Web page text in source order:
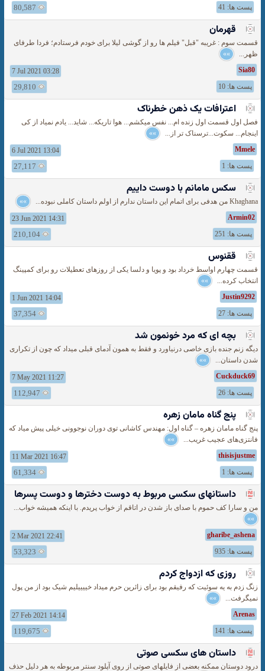
پست ها: 41
80,587
قهرمان
قسمت سوم : غریبه "قبل" فیلم ها رو از گوشی لیلا برای خودم فرستادم؛ فردا طرفای
ظهر... »»
Sia80
7 Jul 2021 03:28
پست ها: 10
29,810
اعترافات یک ذهن خطرناک
فصل اول قسمت اول زنده ام... نفس میکشم... هوا تاریکه... شاید... یادم نمیاد از کی
اینجام... سکوت...ترسناک تر از... »»
Mmele
6 Jul 2021 13:04
پست ها: 1
27,117
سکس مامانم با دوست داییم
Khaghana من هدفی برای اتمام این داستان ندارم از اولم داستان کاملی نبوده...
»»
Armin02
23 Jun 2021 14:31
پست ها: 251
210,104
ققنوس
قسمت چهارم اواسط خرداد بود و پویا و دلسا یکی از روزهای تعطیلات رو برای کمپینگ
انتخاب کرده... »»
Justin9292
1 Jun 2021 14:04
پست ها: 27
37,354
بچه ای که مرد خونمون شد
دیگه زنم جنده بازی خاصی درنیاورد و فقط به همون آدمای قبلی میداد که چون از تکراری
شدن داستان... »»
Cuckduck69
7 May 2021 11:27
پست ها: 26
112,947
پنج گناه مامان زهره
پنج گناه مامان زهره – گناه اول: مهندس کاشانی توی دوران نوجوونی خیلی پیش میاد که
فانتزی‌های عجیب غریب... »»
thisisjustme
11 Mar 2021 16:47
پست ها: 1
61,334
داستانهای سکسی مربوط به دوست دخترها و دوست پسرها
من و سارا کف حموم با صدای باز شدن در اتاقم از خواب پریدم. با اینکه همیشه خواب...
»»
gharibe_ashena
2 Mar 2021 22:41
پست ها: 935
53,323
روزی که ازدواج کردم
زنگ زدم به یه سوئیت که رفیقم بود برای زائرین حرم میداد خییییلیم شیک بود از من پول
نمیگرفت... »»
Arenas
27 Feb 2021 14:14
پست ها: 141
119,675
داستان های سکسی صوتی
درود دوستان ممکنه بعضی از فایلهای صوتی از روی آپلود سنتر مربوطه به هر دلیل حذف